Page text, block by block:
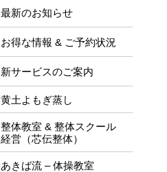
最新のお知らせ
お得な情報 & ご予約状況
新サービスのご案内
黄土よもぎ蒸し
整体教室 & 整体スクール
経営（芯伝整体）
あきば流 – 体操教室